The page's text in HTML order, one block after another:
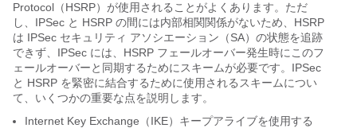
Protocol（HSRP）が使用されることがよくあります。ただ
し、IPSec と HSRP の間には内部相関関係がないため、HSRP
は IPSec セキュリティ アソシエーション（SA）の状態を追跡
できず、IPSec には、HSRP フェールオーバー発生時にこのフ
ェールオーバーと同期するためにスキームが必要です。IPSec
と HSRP を緊密に結合するために使用されるスキームについ
て、いくつかの重要な点を説明します。
Internet Key Exchange（IKE）キープアライブを使用する